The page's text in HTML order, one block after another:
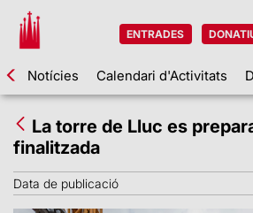
ENTRADES
Notícies Calendari d'Activitats
La torre de Lluc es
finalitzada
Data de publicació